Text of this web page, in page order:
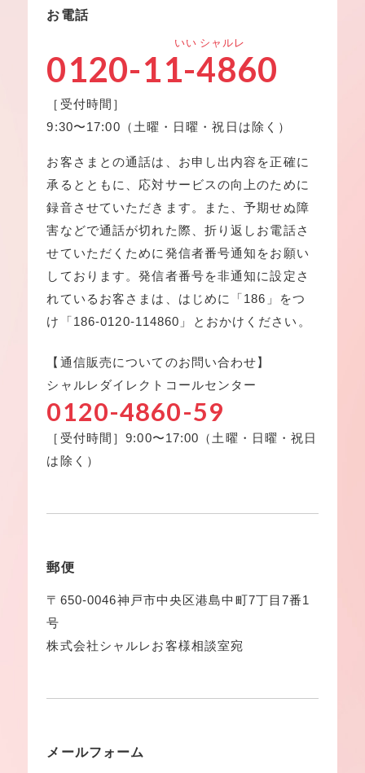
お電話
0120-11-4860
いい シャルレ
［受付時間］
9:30〜17:00（土曜・日曜・祝日は除く）
お客さまとの通話は、お申し出内容を正確に
承るとともに、応対サービスの向上のために
録音させていただきます。また、予期せぬ障
害などで通話が切れた際、折り返しお電話さ
せていただくために発信者番号通知をお願い
しております。発信者番号を非通知に設定さ
れているお客さまは、はじめに「186」をつ
け「186-0120-114860」とおかけください。
【通信販売についてのお問い合わせ】
シャルレダイレクトコールセンター
0120-4860-59
［受付時間］9:00〜17:00（土曜・日曜・祝日
は除く）
郵便
〒650-0046神戸市中央区港島中町7丁目7番1
号
株式会社シャルレお客様相談室宛
メールフォーム